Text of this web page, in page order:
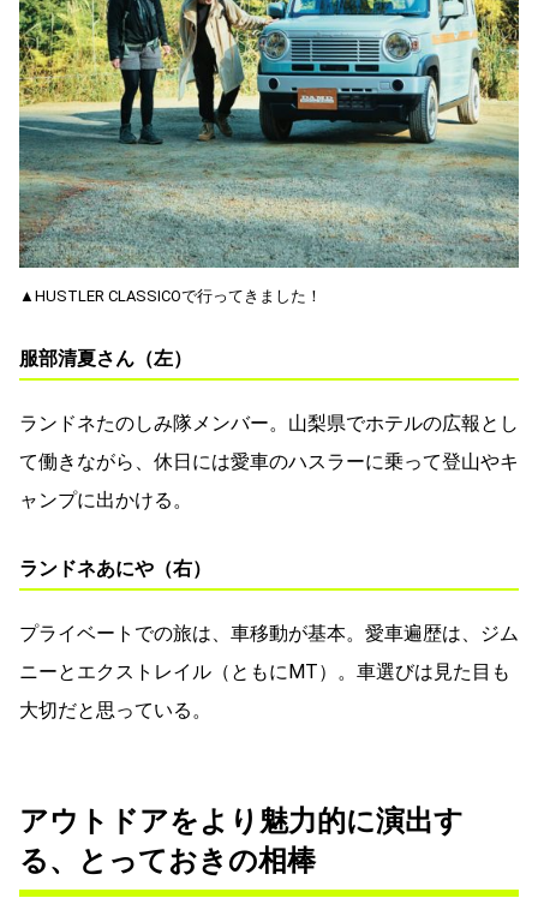
▲HUSTLER CLASSICOで行ってきました！
服部清夏さん（左）
ランドネたのしみ隊メンバー。山梨県でホテルの広報とし
て働きながら、休日には愛車のハスラーに乗って登山やキ
ャンプに出かける。
ランドネあにや（右）
プライベートでの旅は、車移動が基本。愛車遍歴は、ジム
ニーとエクストレイル（ともにMT）。車選びは見た目も
大切だと思っている。
アウトドアをより魅力的に演出す
る、とっておきの相棒